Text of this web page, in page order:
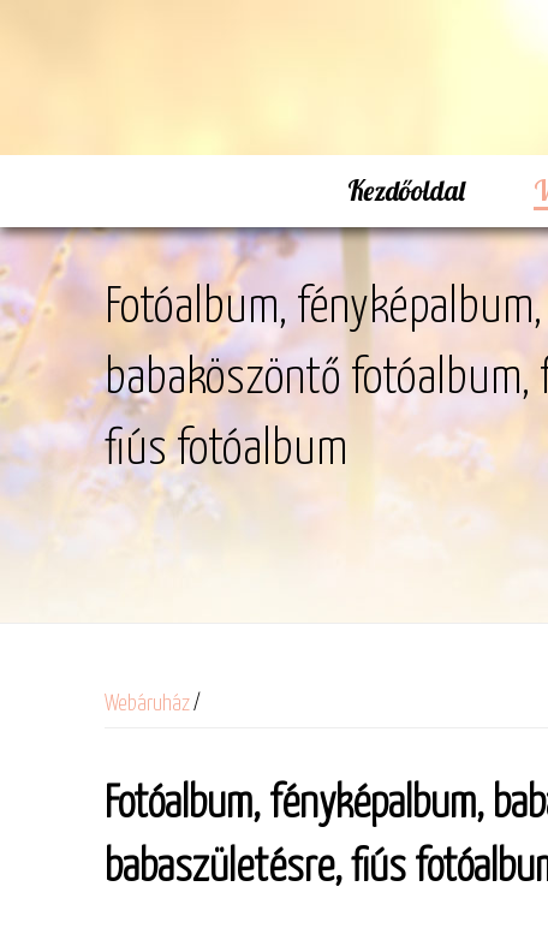
Kezdőoldal
Fotóalbum,
babaköszöntő fotóalbum,
fiús fotóalbum
Webáruház/
Fotóalbum, fényképalbum,
babaszületésre, fiús